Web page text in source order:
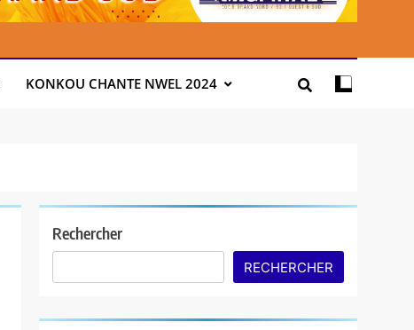
KONKOU CHANTE NWEL 2024
Rechercher
RECHERCHER